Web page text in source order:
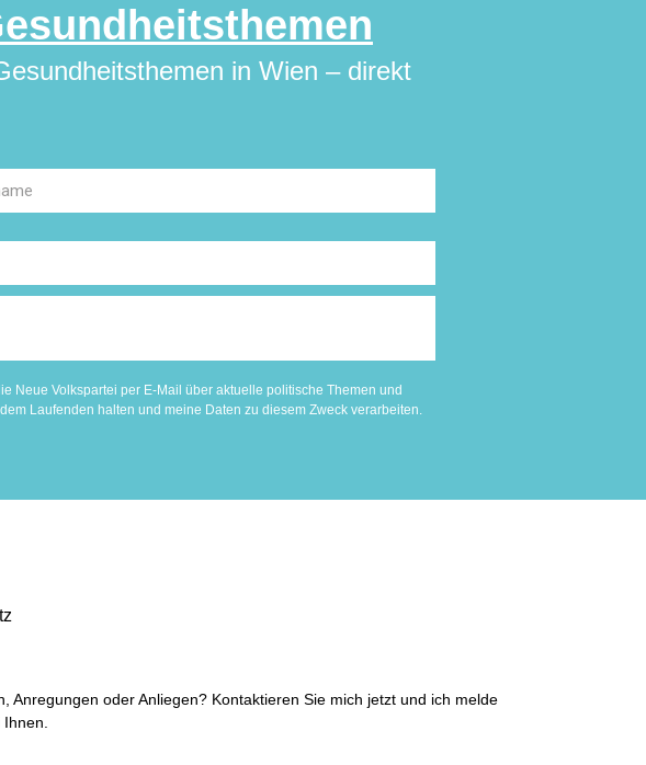
in Wien – direkt
Neue Volkspartei per E-Mail über aktuelle politische Themen und
Laufenden halten und meine Daten zu diesem Zweck verarbeiten.
Anregungen oder Anliegen? Kontaktieren Sie mich jetzt und ich melde